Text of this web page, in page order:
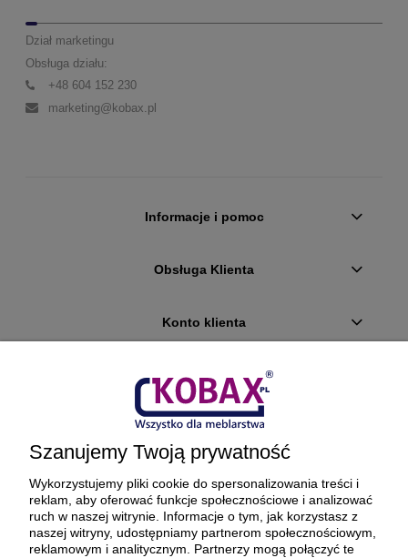
Dział marketingu
Obsługa działu:
+48 604 152 230
marketing@kobax.pl
Informacje i pomoc
Obsługa Klienta
Konto klienta
Płatności i dostawa
Ciekawostki
O firmie
BEZPIECZNE PŁATNOŚCI ORAZ DOSTAWA
Szanujemy Twoją prywatność
Wykorzystujemy pliki cookie do spersonalizowania treści i
reklam, aby oferować funkcje społecznościowe i analizować
ruch w naszej witrynie. Informacje o tym, jak korzystasz z
naszej witryny, udostępniamy partnerom społecznościowym,
reklamowym i analitycznym. Partnerzy mogą połączyć te